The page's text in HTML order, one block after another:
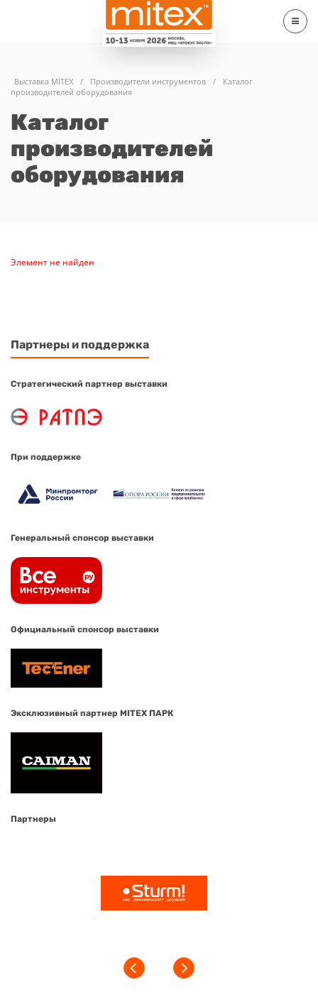
Выставка MITEX / Производители инструментов /
Каталог
производителей оборудования
Каталог
производителей
оборудования
Элемент не найден
Партнеры и поддержка
Стратегический партнер выставки
При поддержке
Генеральный спонсор выставки
Официальный спонсор выставки
Эксклюзивный партнер MITEX ПАРК
Партнеры